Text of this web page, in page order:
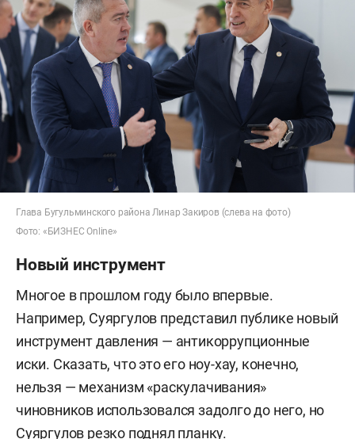
Глава Бугульминского района Линар Закиров (слева на фото)
Фото: «БИЗНЕС Online»
Новый инструмент
Многое в прошлом году было впервые.
Например, Суяргулов представил публике новый
инструмент давления — антикоррупционные
иски. Сказать, что это его ноу-хау, конечно,
нельзя — механизм «раскулачивания»
чиновников использовался задолго до него, но
Суяргулов резко поднял планку.